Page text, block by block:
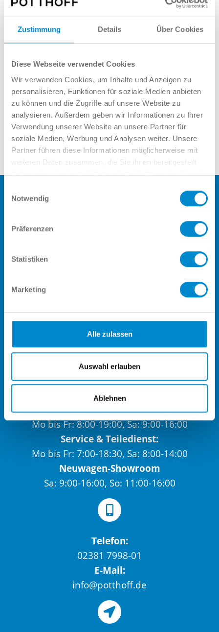
Zustimmung Details Über Cookies
Diese Webseite verwendet Cookies
Wir verwenden Cookies, um Inhalte und Anzeigen zu
personalisieren, Funktionen für soziale Medien anbieten
zu können und die Zugriffe auf unsere Website zu
analysieren. Außerdem geben wir Informationen zu Ihrer
Verwendung unserer Website an unsere Partner für
soziale Medien, Werbung und Analysen weiter. Unsere
Partner führen diese Informationen möglicherweise mit
weiteren Daten zusammen, die Sie ihnen bereitgestellt
haben oder die sie im Rahmen Ihrer Nutzung der Dienste
Notwendig
Präferenzen
Statistiken
Marketing
Alle zulassen
Auswahl erlauben
Ablehnen
Datenschutzakzeptiert
Senden
Besuchen Sie den größten
Händler der Region, unsere
Verkaufs- und Service-Teams
freuen sich auf Sie!
Verkauf:
Mo bis Fr: 8:00-19:00, Sa: 9:00-16:00
Service & Teiledienst:
Mo bis Fr: 7:00-18:30, Sa: 8:00-14:00
Neuwagen-Showroom
Sa: 9:00-16:00, So: 11:00-16:00
Telefon:
02381 7998-01
E-Mail:
info@potthoff.de